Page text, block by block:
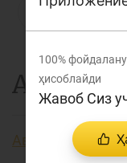
А
Авторизация
100%
ҳисоблайди
Жавоб Сиз